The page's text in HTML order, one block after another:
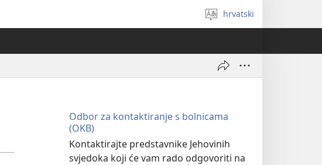
Izaberi
jezik
hrvatski
Odbor za kontaktiranje s bolnicama
(OKB)
Kontaktirajte predstavnike Jehovinih
svjedoka koji će vam rado odgovoriti na